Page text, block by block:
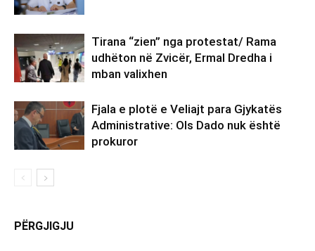
Tirana “zien” nga protestat/ Rama
udhëton në Zvicër, Ermal Dredha i
mban valixhen
Fjala e plotë e Veliajt para Gjykatës
Administrative: Ols Dado nuk është
prokuror
PËRGJIGJU